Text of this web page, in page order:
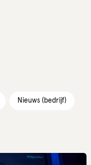
Nieuws (bedrijf)